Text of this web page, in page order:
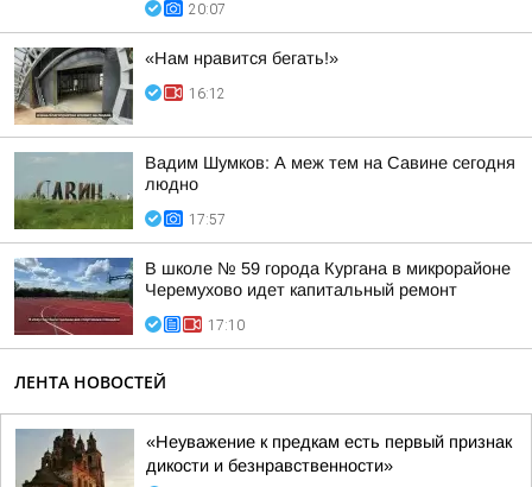
20:07
«Нам нравится бегать!»
16:12
Вадим Шумков: А меж тем на Савине сегодня
людно
17:57
В школе № 59 города Кургана в микрорайоне
Черемухово идет капитальный ремонт
17:10
ЛЕНТА НОВОСТЕЙ
«Неуважение к предкам есть первый признак
дикости и безнравственности»